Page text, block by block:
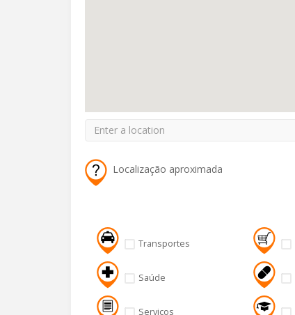
Localização aproximada
Transportes
Saúde
Serviços